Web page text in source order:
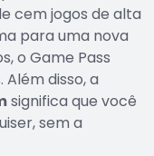
cem jogos de alta
para uma nova
o Game Pass
disso, a
significa que você
sem a